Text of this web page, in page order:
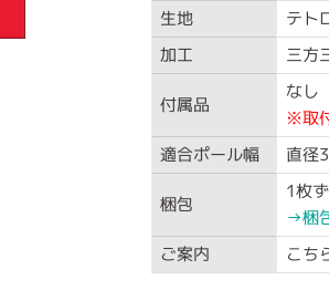
生地
テト
加工
三方
付属品
なし
※取
適合ポール幅
直径
梱包
1枚
→梱
ご案内
こち